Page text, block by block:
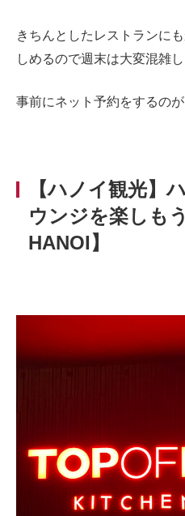
きちんとしたレストランに
しめるので週末は大変混雑し
事前にネット予約をするのが
【ハノイ観光】
ウンジを楽しも
HANOI】